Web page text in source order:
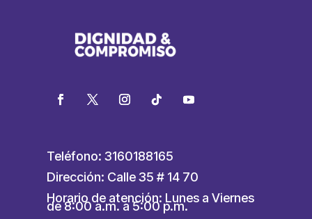
Teléfono: 3160188165
Dirección: Calle 35 # 14 70
Horario de atención: Lunes a Viernes
de 8:00 a.m. a 5:00 p.m.